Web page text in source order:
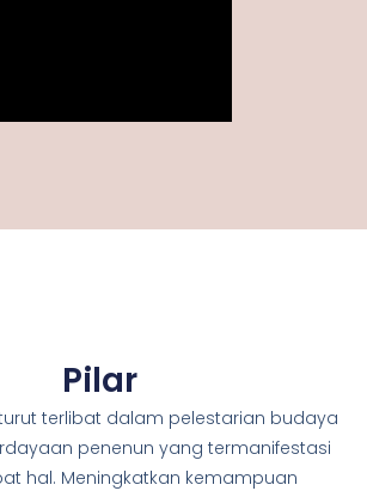
Pilar
terlibat dalam pelestarian budaya
penenun yang termanifestasi
hal. Meningkatkan kemampuan